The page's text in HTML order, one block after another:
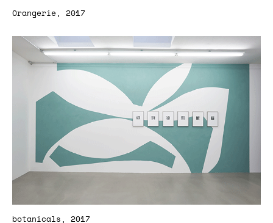
Orangerie, 2017
botanicals, 2017